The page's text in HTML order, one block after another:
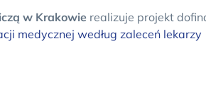
w Krakowie realizuje projekt
medycznej według zaleceń lekarzy